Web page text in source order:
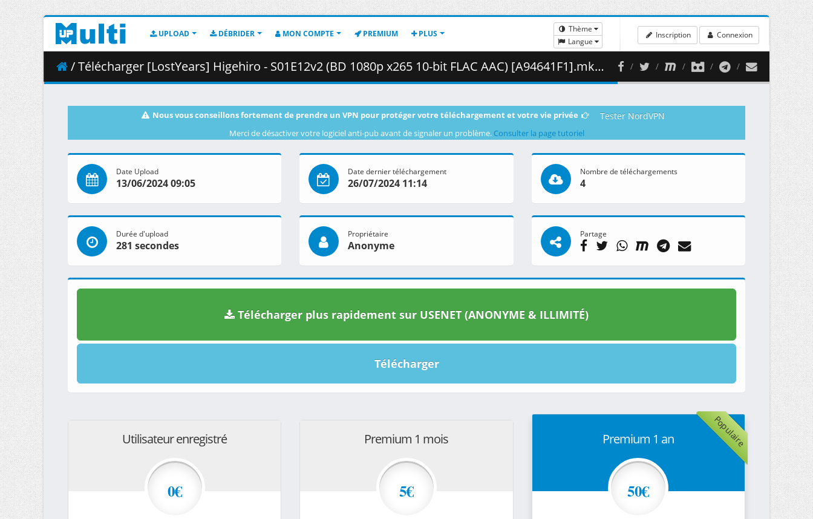
UPLOAD DÉBRIDER MON COMPTE PREMIUM PLUS
Thème
Langue
Inscription Connexion
/ Télécharger [LostYears] Higehiro - S01E12v2 (BD 1080p x265 10-bit FLAC AAC) [A94641F1].mkv.001 ( 381.42 MB )
Nous vous conseillons fortement de prendre un VPN pour protéger votre téléchargement et votre vie privée Tester NordVPN
Merci de désactiver votre logiciel anti-pub avant de signaler un problème. Consulter la page tutoriel
Date Upload
13/06/2024 09:05
Date dernier téléchargement
26/07/2024 11:14
Nombre de téléchargements
4
Durée d'upload
281 secondes
Propriétaire
Anonyme
Partage
Télécharger plus rapidement sur USENET (ANONYME & ILLIMITÉ)
Télécharger
Utilisateur enregistré
0€
Premium 1 mois
5€
Populaire
Premium 1 an
50€